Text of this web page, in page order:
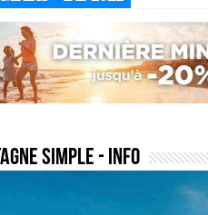
simple - Info